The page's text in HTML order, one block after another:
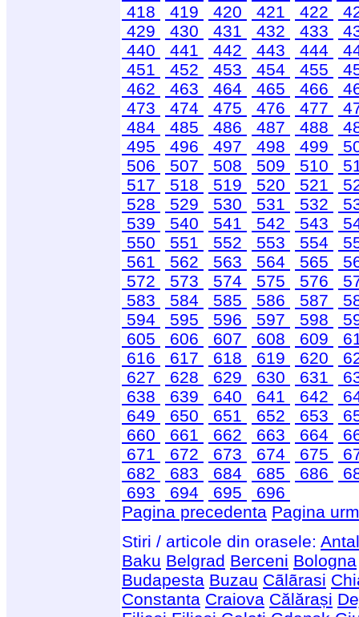
418
419 420 421 422
429
430 431 432 433
440
441 442 443 444
451
452 453 454 455
462
463 464 465 466
473
474 475 476 477
484
485 486 487 488
495
496 497 498 499
506
507 508 509 510
517
518 519 520 521
528
529 530 531 532
539
540 541 542 543
550
551 552 553 554
561
562 563 564 565
572
573 574 575 576
583
584 585 586 587
594
595 596 597 598
605
606 607 608 609
616
617 618 619 620
627
628 629 630 631
638
639 640 641 642
649
650 651 652 653
660
661 662 663 664
671
672 673 674 675
682
683 684 685 686
693
694 695
696
Pagina precedenta Pagina
Stiri / articole din orasele:
Baku Belgrad Berceni Bologna
Budapesta Buzau Cãlãrasi
Constanta Craiova Călărași